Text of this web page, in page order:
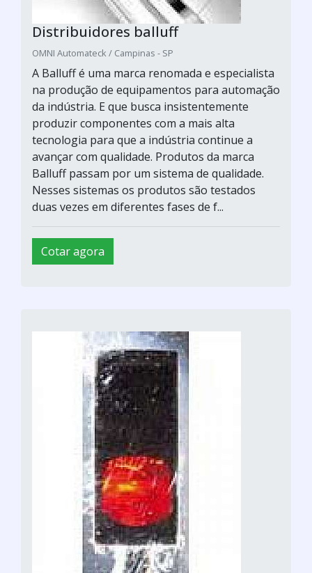
Distribuidores balluff
OMNI Automateck / Campinas - SP
A Balluff é uma marca renomada e especialista
na produção de equipamentos para automação
da indústria. E que busca insistentemente
produzir componentes com a mais alta
tecnologia para que a indústria continue a
avançar com qualidade. Produtos da marca
Balluff passam por um sistema de qualidade.
Nesses sistemas os produtos são testados
duas vezes em diferentes fases de f...
Cotar agora